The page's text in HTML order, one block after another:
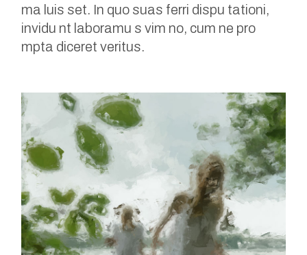
ma luis set. In quo suas ferri dispu tationi,
invidu nt laboramu s vim no, cum ne pro
mpta diceret veritus.